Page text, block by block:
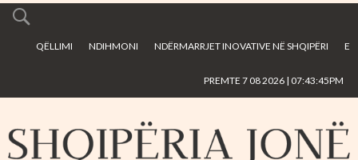
main
QËLLIMI NDIHMONI NDËRMARRJET INOVATIVE NË SHQIPËRI E
PREMTE 7 08 2026 | 07:43:45PM